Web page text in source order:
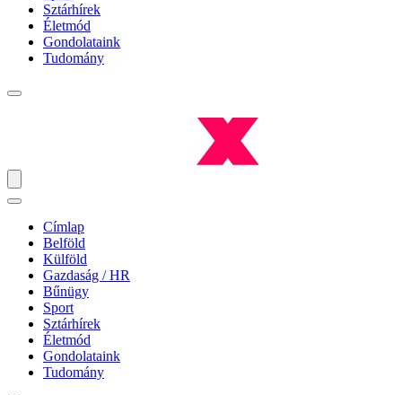
Sztárhírek
Életmód
Gondolataink
Tudomány
Címlap
Belföld
Külföld
Gazdaság / HR
Bűnügy
Sport
Sztárhírek
Életmód
Gondolataink
Tudomány